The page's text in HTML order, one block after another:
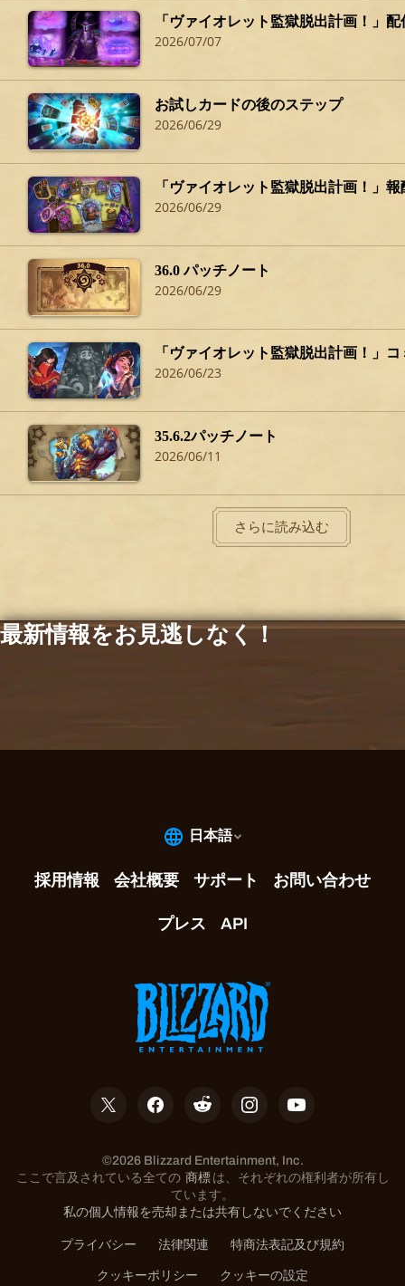
「ヴァイオレット監獄脱出計画！」配
2026/07/07
お試しカードの後のステップ
2026/06/29
「ヴァイオレット監獄脱出計画！」
2026/06/29
36.0 パッチノート
2026/06/29
「ヴァイオレット監獄脱出計画！」
2026/06/23
35.6.2パッチノート
2026/06/11
さらに読み込む
最新情報をお見逃しなく！